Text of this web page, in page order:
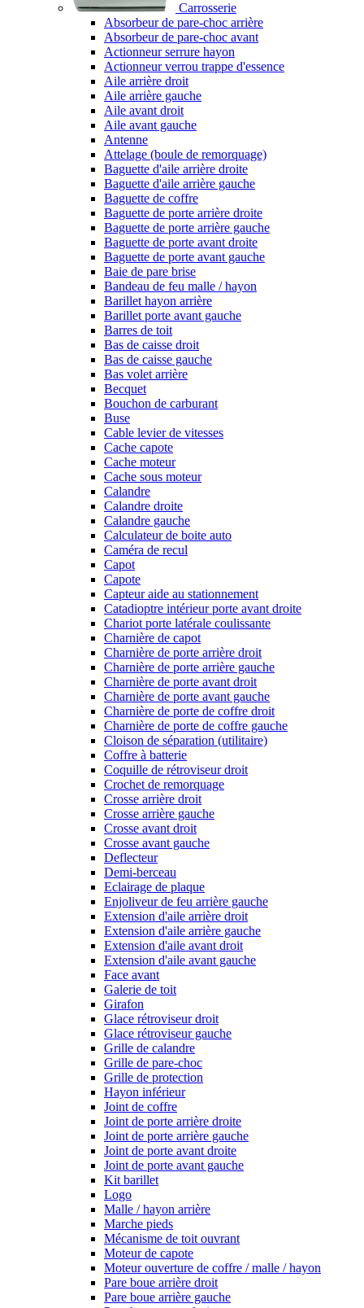
Carrosserie
Absorbeur de pare-choc arrière
Absorbeur de pare-choc avant
Actionneur serrure hayon
Actionneur verrou trappe d'essence
Aile arrière droit
Aile arrière gauche
Aile avant droit
Aile avant gauche
Antenne
Attelage (boule de remorquage)
Baguette d'aile arrière droite
Baguette d'aile arrière gauche
Baguette de coffre
Baguette de porte arrière droite
Baguette de porte arrière gauche
Baguette de porte avant droite
Baguette de porte avant gauche
Baie de pare brise
Bandeau de feu malle / hayon
Barillet hayon arrière
Barillet porte avant gauche
Barres de toit
Bas de caisse droit
Bas de caisse gauche
Bas volet arrière
Becquet
Bouchon de carburant
Buse
Cable levier de vitesses
Cache capote
Cache moteur
Cache sous moteur
Calandre
Calandre droite
Calandre gauche
Calculateur de boite auto
Caméra de recul
Capot
Capote
Capteur aide au stationnement
Catadioptre intérieur porte avant droite
Chariot porte latérale coulissante
Charnière de capot
Charnière de porte arrière droit
Charnière de porte arrière gauche
Charnière de porte avant droit
Charnière de porte avant gauche
Charnière de porte de coffre droit
Charnière de porte de coffre gauche
Cloison de séparation (utilitaire)
Coffre à batterie
Coquille de rétroviseur droit
Crochet de remorquage
Crosse arrière droit
Crosse arrière gauche
Crosse avant droit
Crosse avant gauche
Deflecteur
Demi-berceau
Eclairage de plaque
Enjoliveur de feu arrière gauche
Extension d'aile arrière droit
Extension d'aile arrière gauche
Extension d'aile avant droit
Extension d'aile avant gauche
Face avant
Galerie de toit
Girafon
Glace rétroviseur droit
Glace rétroviseur gauche
Grille de calandre
Grille de pare-choc
Grille de protection
Hayon inférieur
Joint de coffre
Joint de porte arrière droite
Joint de porte arrière gauche
Joint de porte avant droite
Joint de porte avant gauche
Kit barillet
Logo
Malle / hayon arrière
Marche pieds
Mécanisme de toit ouvrant
Moteur de capote
Moteur ouverture de coffre / malle / hayon
Pare boue arrière droit
Pare boue arrière gauche